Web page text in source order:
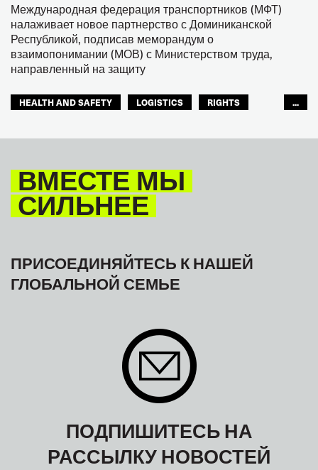
Международная федерация транспортников (МФТ)
налаживает новое партнерство с Доминиканской
Республикой, подписав меморандум о
взаимопонимании (МОВ) с Министерством труда,
направленный на защиту
HEALTH AND SAFETY LOGISTICS
RIGHTS
...
ВМЕСТЕ МЫ
СИЛЬНЕЕ
ПРИСОЕДИНЯЙТЕСЬ К НАШЕЙ
ГЛОБАЛЬНОЙ СЕМЬЕ
ПОДПИШИТЕСЬ НА
РАССЫЛКУ НОВОСТЕЙ